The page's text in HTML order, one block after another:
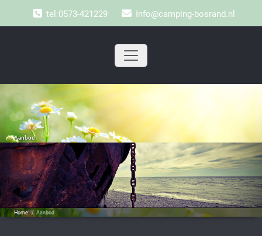
inhoud
tel:0573-421229 Info@camping-bosrand.nl
Aanbod
Home/ Aanbod